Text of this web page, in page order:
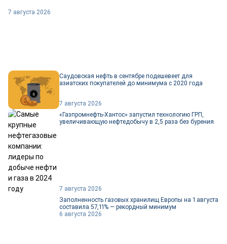
7 августа 2026
Саудовская нефть в сентябре подешевеет для
азиатских покупателей до минимума с 2020 года
7 августа 2026
«Газпромнефть-Хантос» запустил технологию ГРП,
увеличивающую нефтедобычу в 2,5 раза без бурения
7 августа 2026
Заполненность газовых хранилищ Европы на 1 августа
составила 57,11% — рекордный минимум
6 августа 2026